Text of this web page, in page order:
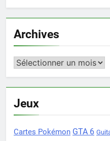
Archives
Archives
Jeux
Cartes Pokémon GTA 6